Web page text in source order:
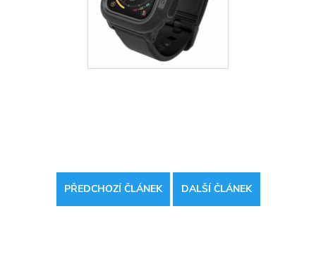
PŘEDCHOZÍ ČLÁNEK DALŠÍ ČLÁNEK